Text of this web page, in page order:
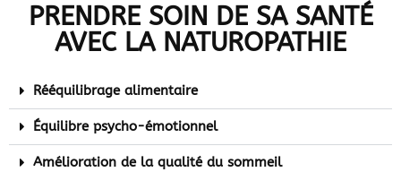
PRENDRE SOIN DE SA SANTÉ
AVEC LA NATUROPATHIE
Rééquilibrage alimentaire
Équilibre psycho-émotionnel
Amélioration de la qualité du sommeil